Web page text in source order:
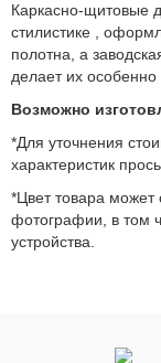
Каркасно-щитовые
стилистике ,
полотна, а
делает их
Возможно
*Для уточнения
характеристик
*Цвет товара может
фотографии, в том
устройства.